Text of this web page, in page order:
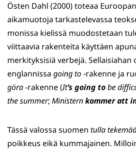
Östen Dahl (2000) toteaa
aikamuotoja tarkastelevassa
monissa kielissä muodostetaan
viittaavia rakenteita käyttäen
merkityksisiä verbejä. Sellaisiahan
englannissa going to-rakenne ja
göra-rakenne (It’s going tobe
the summer; Ministernkommer att
Tässä valossa suomen tulla
poikkeus eikä kummajainen.